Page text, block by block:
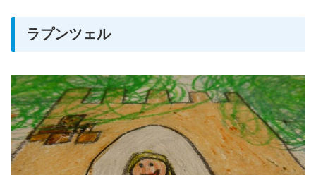
ラプンツェル